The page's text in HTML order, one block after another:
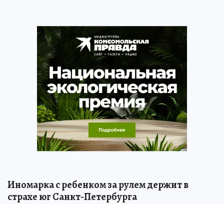
Иномарка с ребенком за рулем держит в
страхе юг Санкт-Петербурга